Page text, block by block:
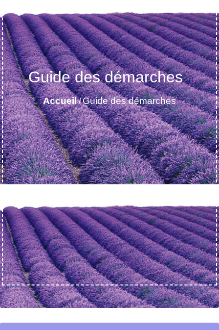
Guide des démarches
Accueil/Guide des démarches